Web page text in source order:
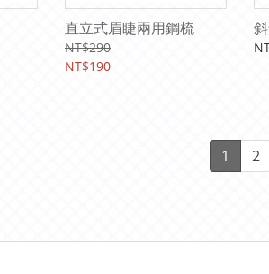
直立式眉睫兩用鋼梳
NT$290
NT$190
1 2